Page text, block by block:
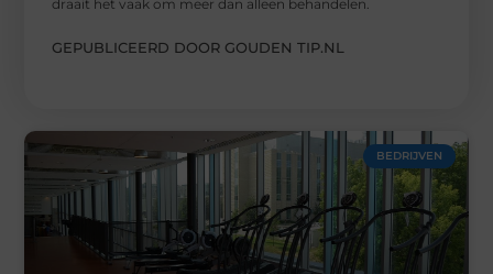
draait het vaak om meer dan alleen behandelen.
GEPUBLICEERD DOOR GOUDEN TIP.NL
BEDRIJVEN